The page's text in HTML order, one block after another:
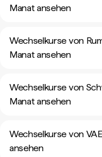
Manat ansehen
Wechselkurse von
Manat ansehen
Wechselkurse von
Manat ansehen
Wechselkurse von
ansehen